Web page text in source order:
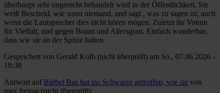
überhaupt sehr ungerecht behandelt wird in der Öffentlichkeit. Sie
weiß Bescheid, wie sonst niemand, und sagt , was zu sagen ist, auch
wenn die Lautsprecher dies nicht hören mögen. Zuletzt ihr Votum
für Vielfalt, und gegen Braun und Altersgrau. Einfach wunderbar,
dass wie sie an der Spitze haben
Gespeichert von Gerald Kolb (nicht überprüft) am So., 07.06.2026 -
18:38
Antwort auf Bärbel Bas hat ins Schwarze getroffen, wie sie von
max freitag (nicht überprüft)